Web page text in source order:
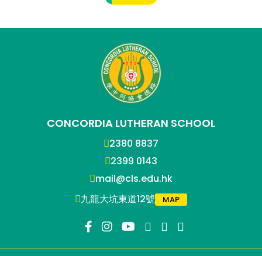
CONCORDIA LUTHERAN SCHOOL
2380 8837
2399 0143
mail@cls.edu.hk
九龍大坑東道12號
MAP